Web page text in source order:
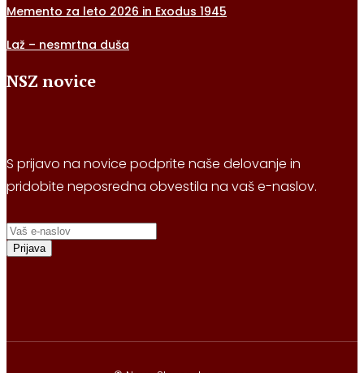
Memento za leto 2026 in Exodus 1945
Laž – nesmrtna duša
NSZ novice
S prijavo na novice podprite naše delovanje in
pridobite neposredna obvestila na vaš e-naslov.
Prijava